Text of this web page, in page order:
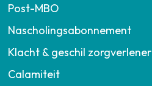
Post-MBO
Nascholingsabonnement
Klacht & geschil zorgverlener
Calamiteit